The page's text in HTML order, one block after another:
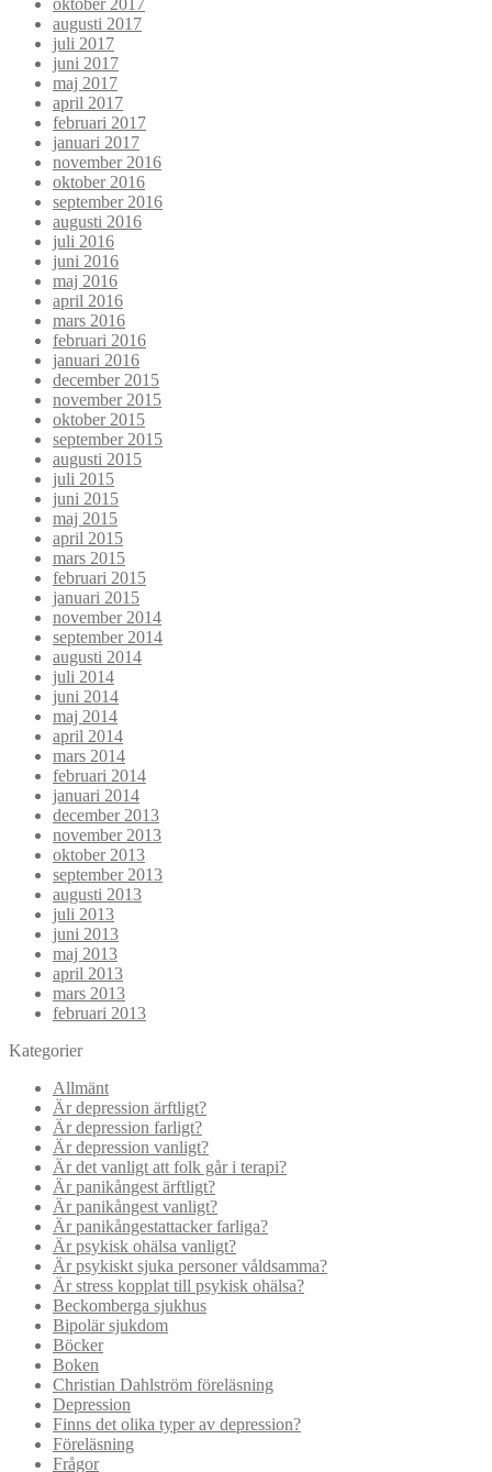
oktober 2017
augusti 2017
juli 2017
juni 2017
maj 2017
april 2017
februari 2017
januari 2017
november 2016
oktober 2016
september 2016
augusti 2016
juli 2016
juni 2016
maj 2016
april 2016
mars 2016
februari 2016
januari 2016
december 2015
november 2015
oktober 2015
september 2015
augusti 2015
juli 2015
juni 2015
maj 2015
april 2015
mars 2015
februari 2015
januari 2015
november 2014
september 2014
augusti 2014
juli 2014
juni 2014
maj 2014
april 2014
mars 2014
februari 2014
januari 2014
december 2013
november 2013
oktober 2013
september 2013
augusti 2013
juli 2013
juni 2013
maj 2013
april 2013
mars 2013
februari 2013
Kategorier
Allmänt
Är depression ärftligt?
Är depression farligt?
Är depression vanligt?
Är det vanligt att folk går i terapi?
Är panikångest ärftligt?
Är panikångest vanligt?
Är panikångestattacker farliga?
Är psykisk ohälsa vanligt?
Är psykiskt sjuka personer våldsamma?
Är stress kopplat till psykisk ohälsa?
Beckomberga sjukhus
Bipolär sjukdom
Böcker
Boken
Christian Dahlström föreläsning
Depression
Finns det olika typer av depression?
Föreläsning
Frågor